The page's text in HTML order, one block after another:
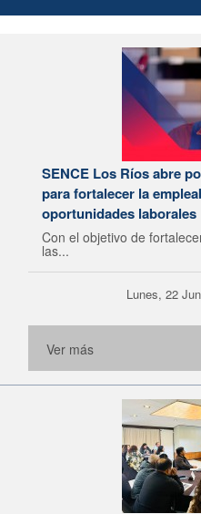
SENCE Los Ríos abre
para fortalecer la
oportunidades laborales
Con el objetivo de
las...
Lunes, 22
Ver más